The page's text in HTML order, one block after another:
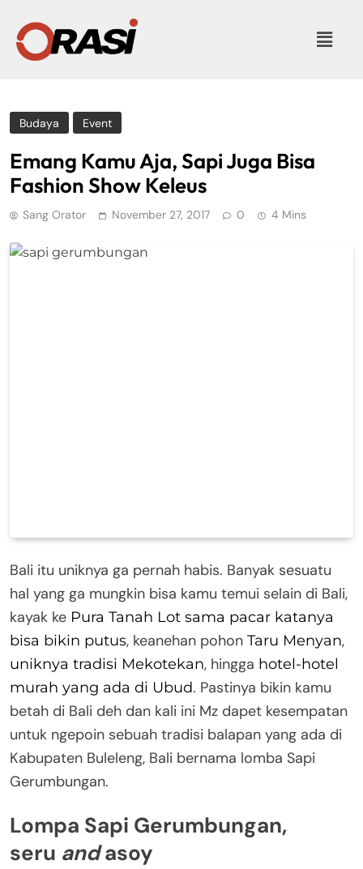
Budaya Event
Emang Kamu Aja, Sapi Juga Bisa
Fashion Show Keleus
Sang Orator November 27, 2017 0 4 Mins
Bali itu uniknya ga pernah habis. Banyak sesuatu
hal yang ga mungkin bisa kamu temui selain di Bali,
kayak ke Pura Tanah Lot sama pacar katanya
bisa bikin putus, keanehan pohon Taru Menyan,
uniknya tradisi Mekotekan, hingga hotel-hotel
murah yang ada di Ubud. Pastinya bikin kamu
betah di Bali deh dan kali ini Mz dapet kesempatan
untuk ngepoin sebuah tradisi balapan yang ada di
Kabupaten Buleleng, Bali bernama lomba Sapi
Gerumbungan.
Lompa Sapi Gerumbungan,
seru andasoy